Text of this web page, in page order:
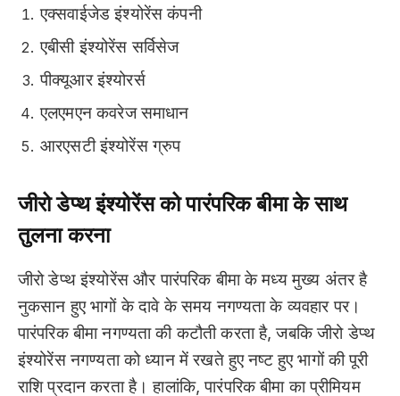
एक्सवाईजेड इंश्योरेंस कंपनी
एबीसी इंश्योरेंस सर्विसेज
पीक्यूआर इंश्योरर्स
एलएमएन कवरेज समाधान
आरएसटी इंश्योरेंस ग्रुप
जीरो डेप्थ इंश्योरेंस को पारंपरिक बीमा के साथ
तुलना करना
जीरो डेप्थ इंश्योरेंस और पारंपरिक बीमा के मध्य मुख्य अंतर है
नुकसान हुए भागों के दावे के समय नगण्यता के व्यवहार पर।
पारंपरिक बीमा नगण्यता की कटौती करता है, जबकि जीरो डेप्थ
इंश्योरेंस नगण्यता को ध्यान में रखते हुए नष्ट हुए भागों की पूरी
राशि प्रदान करता है। हालांकि, पारंपरिक बीमा का प्रीमियम